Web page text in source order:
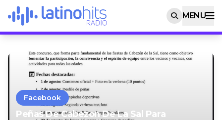
MENU
Facebook
Peñas De Cabezon De La Sal Para